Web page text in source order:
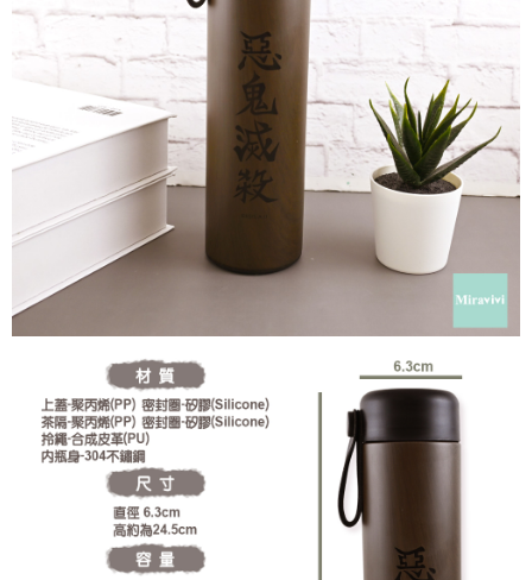
※ 交易是否成功請以「AFTEE先享後付 」之結帳頁面顯示為準，若有關於
是否繳費成功／繳費後需取消欲退款等相關疑問，請聯繫「AFTEE先享後付
客戶支援中心」
https://netprotections.freshdesk.com/support/home
【注意事項】
１．透過由恩沛科技股份有限公司提供之「AFTEE先享後付」服務完成之交
易，需依本服務之必要範圍內提供個人資料，並將交易相關給付款項請求債
權轉讓予恩沛科技股份有限公司。
２．關於個人資料處理事宜，請瀏覽以下網址：
https://aftee.tw/terms/#terms3
３．未成年的使用者請事先徵得法定代理人或監護人之同意方可使用
「AFTEE先享後付」，若未經同意申辦者引起之損失，本公司不負相關責
４．使用「AFTEE先享後付」時，將依據個別帳號之用戶狀況，依本公司即
時審查核予不同之上限額度；若仍有額度不足之情形，本公司將視審查結果
恩沛科技股份有限公司將有權停止該用戶之使用額度並採取法律行動。
付款後7-11取貨
每筆NT$60，滿NT$499(含以上)免運費
每筆NT$120，滿NT$499(含以上)免運費
海外宅配 查看運費